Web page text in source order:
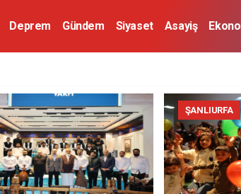
Deprem Gündem Siyaset Asayiş
ŞANLIURFA